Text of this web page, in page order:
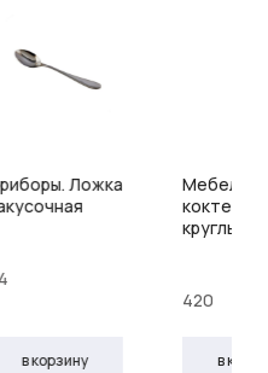
Ложка
в корзину
Мебель.
круглый
420
в